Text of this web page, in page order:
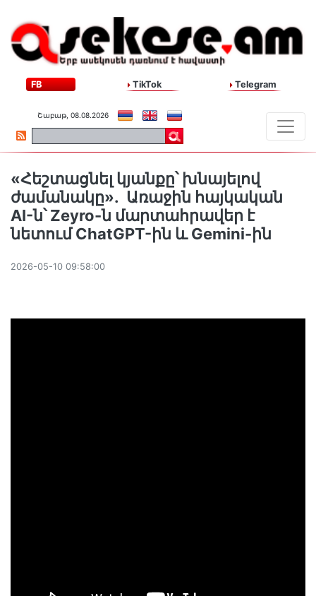
FB TikTok Telegram
Շաբաթ, 08.08.2026
«Հեշտացնել կյանքը՝ խնայելով
ժամանակը». Առաջին հայկական
AI-ն՝ Zeyro-ն մարտահրավեր է
նետում ChatGPT-ին և Gemini-ին
2026-05-10 09:58:00